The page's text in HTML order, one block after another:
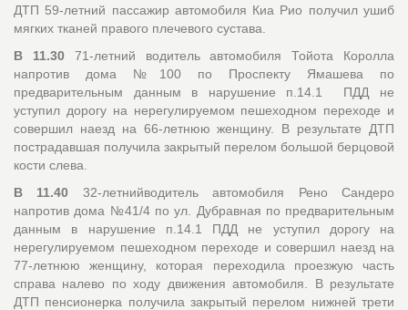
ДТП 59-летний пассажир автомобиля Киа Рио получил ушиб
мягких тканей правого плечевого сустава.
В 11.3071-летний водитель автомобиля Тойота Королла
напротив дома №100 по Проспекту Ямашева по
предварительным данным в нарушение п.14.1 ПДД не
уступил дорогу на нерегулируемом пешеходном переходе и
совершил наезд на 66-летнюю женщину. В результате ДТП
пострадавшая получила закрытый перелом большой берцовой
кости слева.
В 11.40 32-летнийводитель автомобиля Рено Сандеро
напротив дома №41/4 по ул. Дубравная по предварительным
данным в нарушение п.14.1 ПДД не уступил дорогу на
нерегулируемом пешеходном переходе и совершил наезд на
77-летнюю женщину, которая переходила проезжую часть
справа налево по ходу движения автомобиля. В результате
ДТП пенсионерка получила закрытый перелом нижней трети